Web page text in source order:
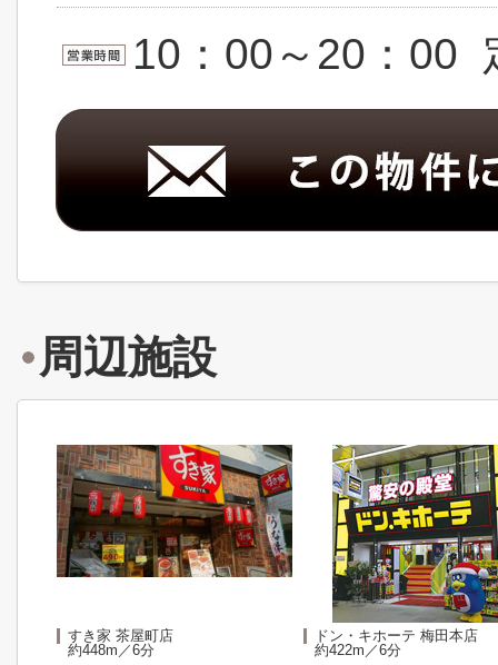
10：00～20：00
周辺施設
すき家 茶屋町店
約448m／6分
ドン・キホーテ 梅田本店
約422m／6分